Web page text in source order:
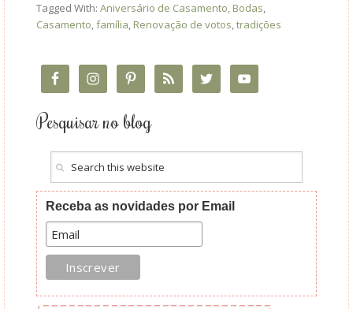
Tagged With: Aniversário de Casamento, Bodas,
Casamento,família, Renovação de votos,tradições
Pesquisar no blog
Receba as novidades por Email